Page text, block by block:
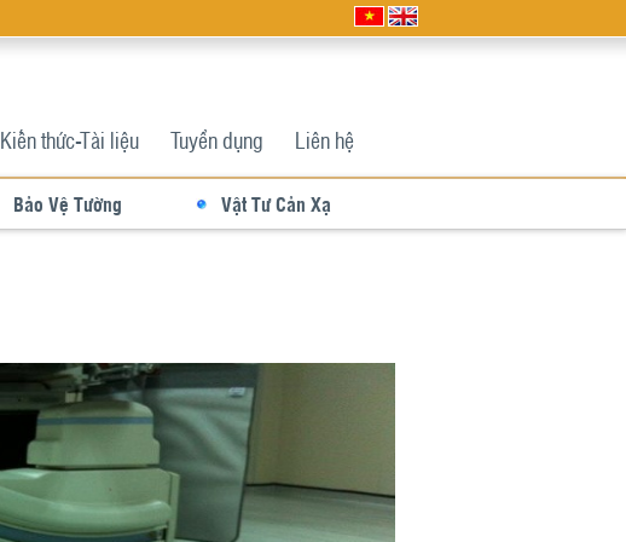
Kiến thức-Tài liệu Tuyển dụng Liên hệ
Bảo Vệ Tường Vật Tư Cản Xạ